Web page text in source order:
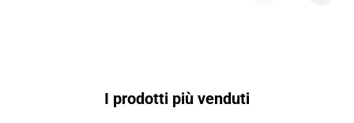
I prodotti più venduti